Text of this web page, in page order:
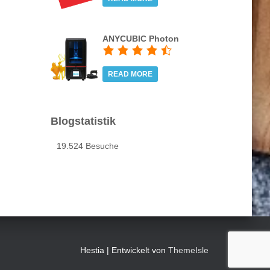
ANYCUBIC Photon
READ MORE
Blogstatistik
19.524 Besuche
Hestia | Entwickelt von ThemeIsle